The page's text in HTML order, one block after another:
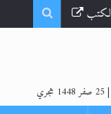
| 25 صفر 1448 هجري